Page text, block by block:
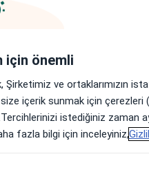
Bugün
7 Ağustos
Yarın
8 Ağustos
için önemli
Şirketimiz ve ortaklarımızın
size içerik sunmak için
istediğiniz zaman
fazla bilgi için inceleyiniz,